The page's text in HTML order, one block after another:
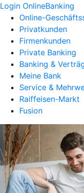
Login OnlineBanking
Online-
Privatkunden
Firmenkunden
Private Banking
Banking &
Meine Bank
Service &
Raiffeisen-Markt
Fusion